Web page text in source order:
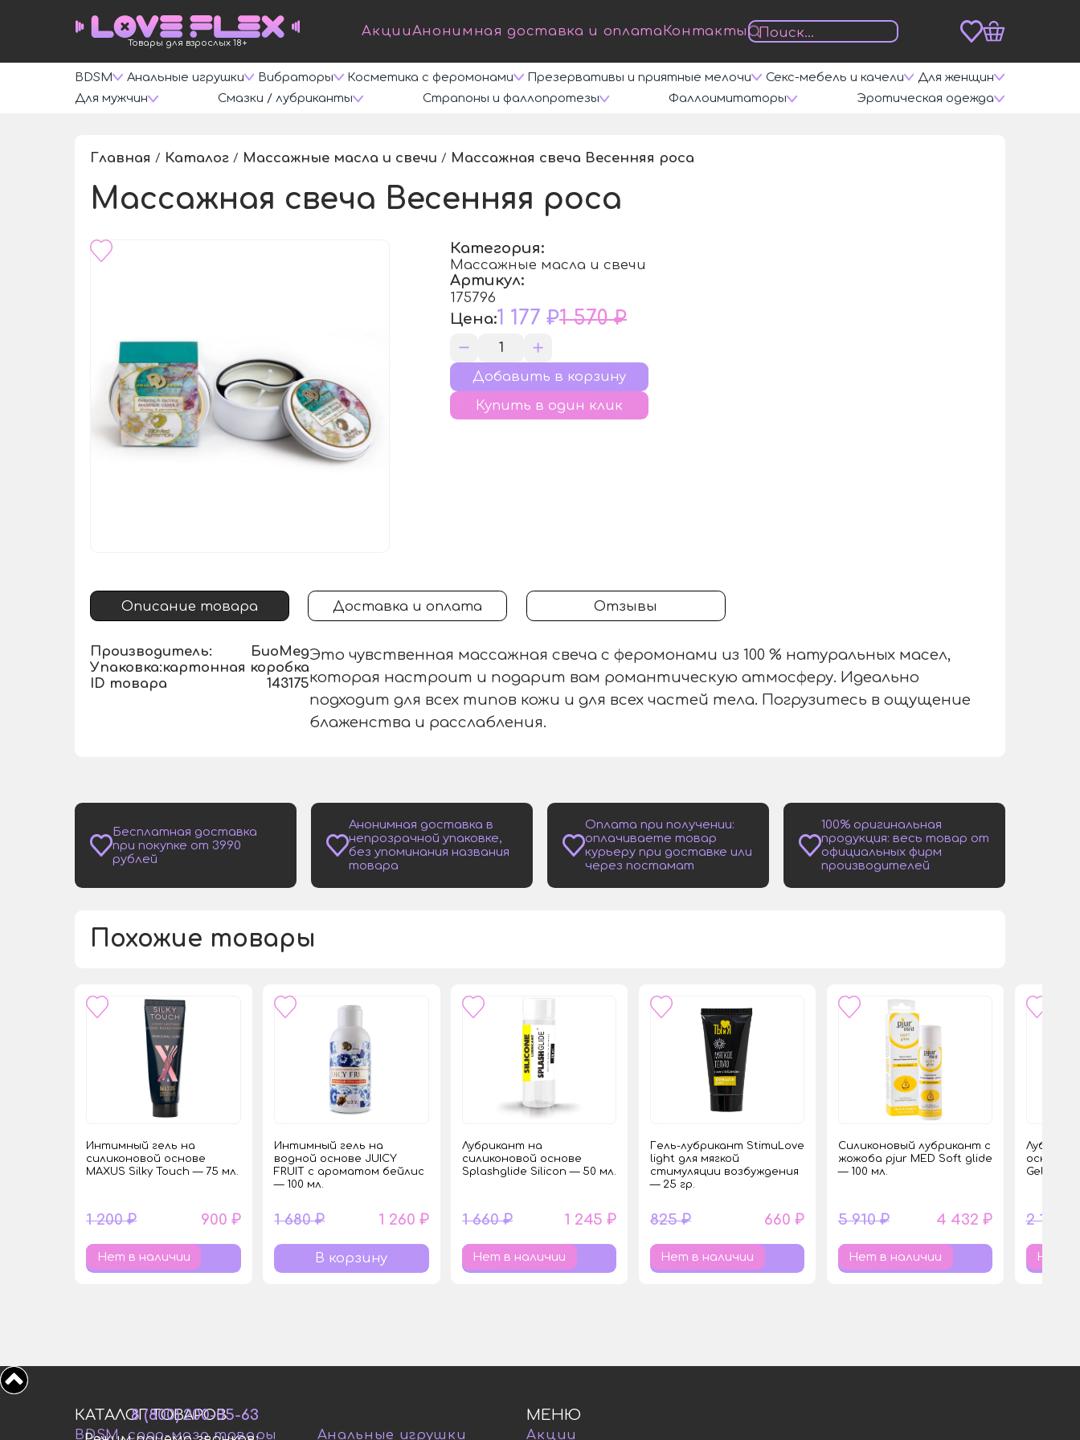
Товары для взрослых 18+
АкцииАнонимная доставка и оплата Контакты
BDSM Анальные игрушки Вибраторы Косметика с феромонами Презервативы и приятные мелочи Секс-мебель и качели
Для женщин
Для мужчин
Смазки / лубриканты Страпоны и фаллопротезы Фаллоимитаторы Эротическая одежда
Главная / Каталог / Массажные масла и свечи / Массажная свеча Весенняя роса
Массажная свеча Весенняя роса
Категория:
Массажные масла и свечи
Артикул:
175796
Цена:1 177 ₽1 570 ₽
Купить в один клик
Описание товара Доставка и оплата Отзывы
Производитель:
БиоМед
Упаковка:картонная коробка
ID товара
143175
Это чувственная массажная свеча с феромонами из 100 % натуральных масел,
которая настроит и подарит вам романтическую атмосферу. Идеально
подходит для всех типов кожи и для всех частей тела. Погрузитесь в ощущение
блаженства и расслабления.
Бесплатная доставка
при покупке от 3990
рублей
Анонимная доставка в
непрозрачной упаковке,
без упоминания названия
товара
Оплата при получении:
оплачиваете товар
курьеру при доставке или
через постамат
100% оригинальная
продукция: весь товар от
официальных фирм
производителей
Похожие товары
Интимный гель на
силиконовой основе
MAXUS Silky Touch — 75 мл.
1 200 ₽ 900 ₽
Нет в наличии
Интимный гель на
водной основе JUICY
FRUIT с ароматом бейлис
— 100 мл.
1 680 ₽ 1 260 ₽
Лубрикант на
силиконовой основе
Splashglide Silicon — 50 мл.
1 660 ₽ 1 245 ₽
Нет в наличии
Гель-лубрикант StimuLove
light для мягкой
стимуляции возбуждения
— 25 гр.
825 ₽ 660 ₽
Нет в наличии
Силиконовый лубрикант с
жожоба pjur MED Soft glide
— 100 мл.
5 910 ₽ 4 432 ₽
Нет в наличии
основе
Gel — 30
2 190 ₽
Нет в
КАТАЛОГ ТОВАРОВ
BDSM, садо-мазо товары Анальные игрушки
МЕНЮ
Акции
8 (800) 200-05-63